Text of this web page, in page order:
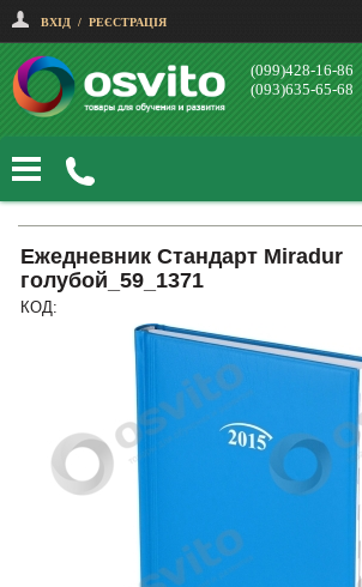
ВХІД / РЕЄСТРАЦІЯ
(099)428-16-86
(093)635-65-68
Ежедневник Стандарт Miradur
голубой_59_1371
КОД: